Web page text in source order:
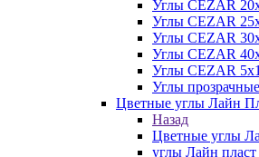
Углы CEZAR
Углы CEZAR
Углы CEZAR
Углы CEZAR
Углы CEZAR
Углы прозрачные
Цветные углы Лайн
Назад
Цветные углы
углы Лайн